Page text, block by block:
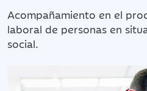
Acompañamiento en el
laboral de personas en
social.